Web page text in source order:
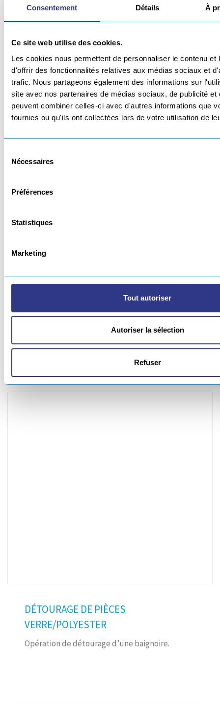
Consentement Détails À
Ce site web utilise des cookies.
Les cookies nous permettent de personnaliser le contenu et
d'offrir des fonctionnalités relatives aux médias sociaux et
trafic. Nous partageons également des informations sur
site avec nos partenaires de médias sociaux, de publicité et
peuvent combiner celles-ci avec d'autres informations que
fournies ou qu'ils ont collectées lors de votre utilisation de
Nécessaires
Préférences
Statistiques
Marketing
Tout autoriser
Autoriser la sélection
Refuser
DÉTOURAGE DE PIÈCES
THERMOFORMÉES
Détourage pièces d’habillage automobile.
DÉCOUPE LASER DE PIÈCES INOX
Détourage isolant thermique.
DÉTOURAGE DE PIÈCES
VERRE/POLYESTER
Opération de détourage d’une baignoire.